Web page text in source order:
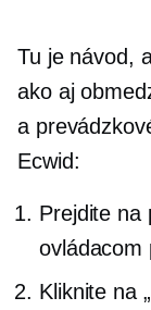
Tu je návod,
ako aj
a
Ecwid:
Prejdite na
ovládacom
Kliknite na